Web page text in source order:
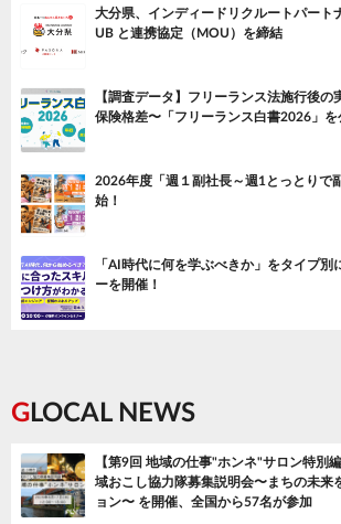
大分県、インディードリクルートパート
UB と連携協定（MOU）を締結
【調査データ】フリーランス法施行後の
保険格差〜「フリーランス白書2026」を
2026年度「週１副社長～週1とっとりで
始！
「AI時代に何を学ぶべきか」をタイプ別
ーを開催！
GLOCAL NEWS
【第9回 地域の仕事"ホンネ"サロン特別
域おこし協力隊募集説明会〜まちの未来
ョン〜 を開催、全国から57名が参加